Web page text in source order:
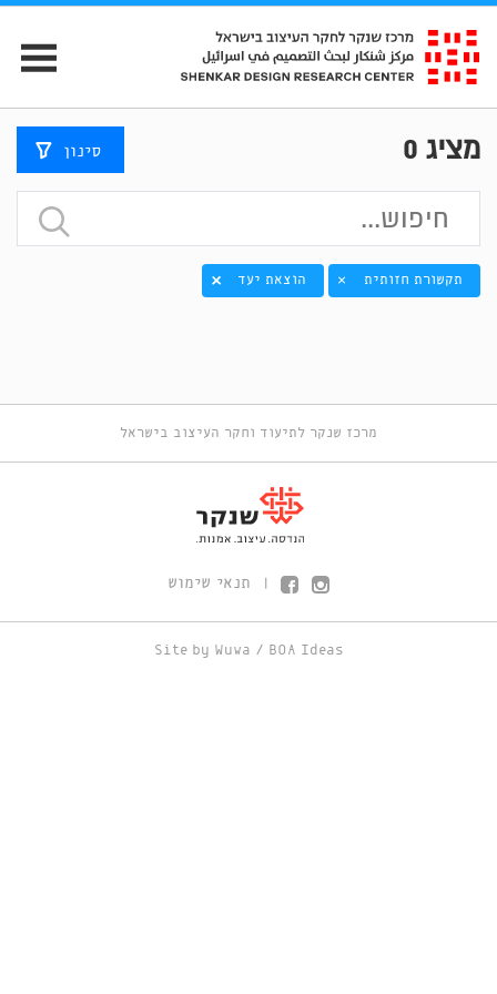
מציג 0 סינון
תקשורת חזותית × הוצאת יעד
מרכז שנקר לתיעוד וחקר העיצוב בישראל
תנאי שימוש
Site by Wuwa / BOA Ideas